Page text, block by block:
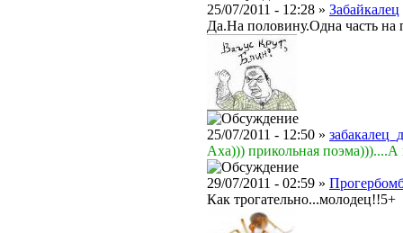
25/07/2011 - 12:28 » Забайкалец
Да.На половину.Одна часть на
25/07/2011 - 12:50 »
Аха))) прикольная поэма)))....А
29/07/2011 - 02:59 »
Как трогательно...молодец!!5+